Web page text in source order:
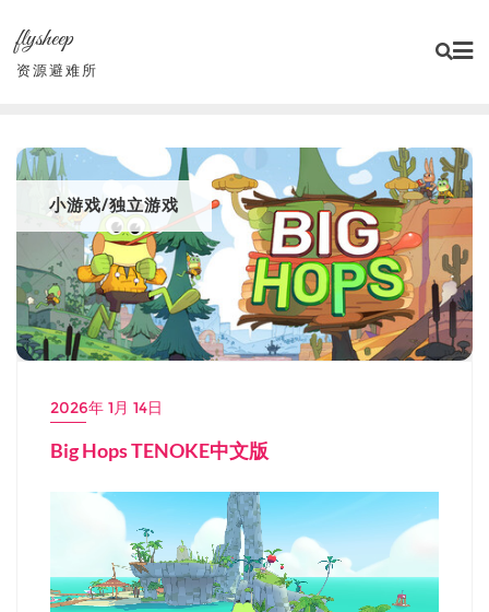
content
flysheep
资源避难所
小游戏/独立游戏
2026年 1月 14日
Big Hops TENOKE中文版